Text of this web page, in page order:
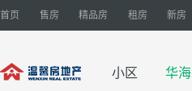
首页 售房 精品房 租房 新房
小区 华